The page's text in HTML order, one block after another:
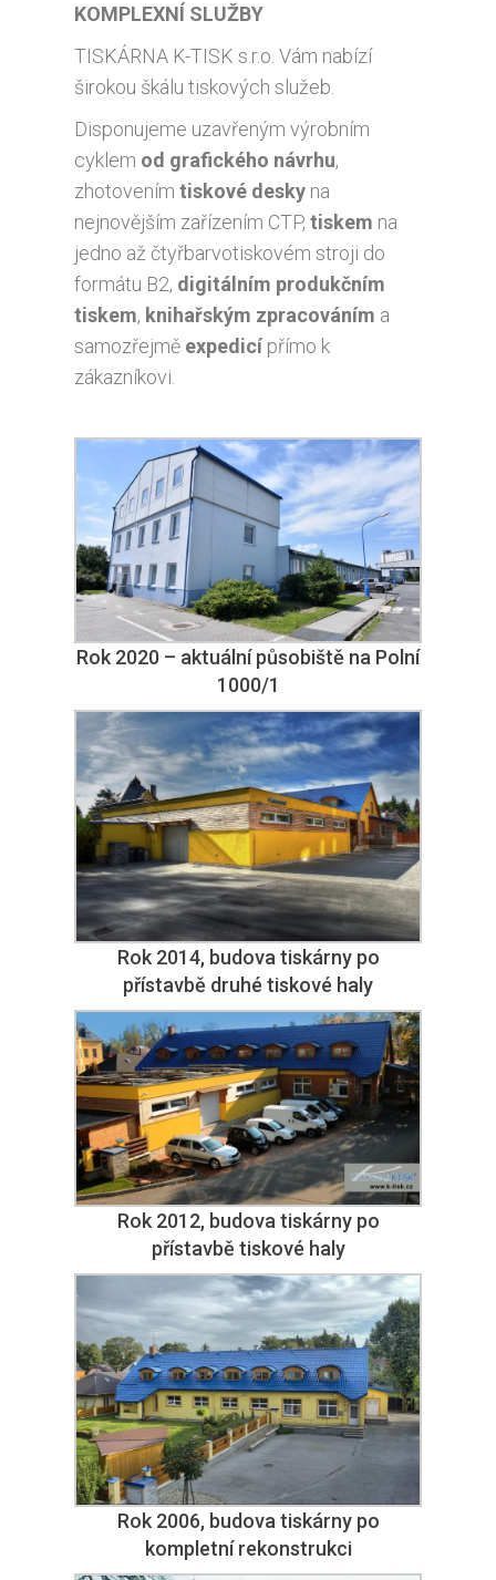
KOMPLEXNÍ SLUŽBY
TISKÁRNA K-TISK s.r.o. Vám nabízí
širokou škálu tiskových služeb.
Disponujeme uzavřeným výrobním
cyklem od grafického návrhu,
zhotovením tiskové deskyna
nejnovějším zařízením CTP, tiskem na
jedno až čtyřbarvotiskovém stroji do
formátu B2, digitálním produkčním
tiskem, knihařským zpracováním a
samozřejmě expedicípřímo k
zákazníkovi.
Rok 2020 – aktuální působiště na Polní
1000/1
Rok 2014, budova tiskárny po
přístavbě druhé tiskové haly
Rok 2012, budova tiskárny po
přístavbě tiskové haly
Rok 2006, budova tiskárny po
kompletní rekonstrukci